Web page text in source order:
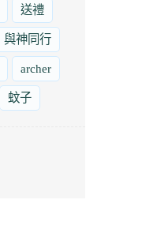
送禮
與神同行
archer
蚊子